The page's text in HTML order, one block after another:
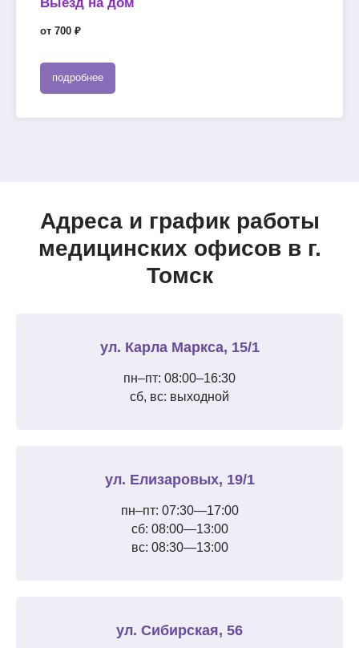
от 700 ₽
подробнее
Адреса и график работы
медицинских офисов в г.
Томск
ул. Карла Маркса, 15/1
пн–пт: 08:00–16:30
сб, вс: выходной
ул. Елизаровых, 19/1
пн–пт: 07:30—17:00
сб: 08:00—13:00
вс: 08:30—13:00
ул. Сибирская, 56